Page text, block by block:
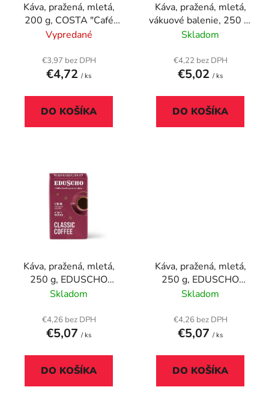
Káva, pražená, mletá,
200 g, COSTA "Café
Crema Blend"
Vypredané
€3,97 bez DPH
€4,72 / ks
DO KOŠÍKA
Káva, pražená, mletá,
vákuové balenie, 250 g,
EDUSCHO "Family"
Skladom
€4,22 bez DPH
€5,02 / ks
DO KOŠÍKA
Káva, pražená, mletá,
250 g, EDUSCHO
"Classic Strong"
Skladom
€4,26 bez DPH
€5,07 / ks
DO KOŠÍKA
Káva, pražená, mletá,
250 g, EDUSCHO
"Classic Traditional"
Skladom
€4,26 bez DPH
€5,07 / ks
DO KOŠÍKA